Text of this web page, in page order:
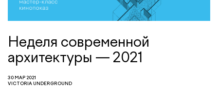
Неделя современной
архитектуры — 2021
30 МАР 2021
VICTORIA UNDERGROUND